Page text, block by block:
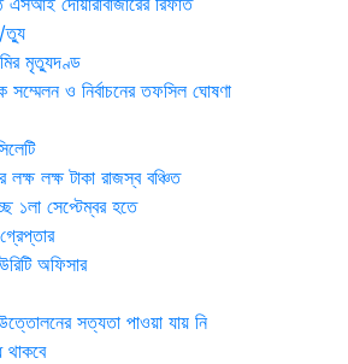
ত্যু
মৃত্যুদণ্ড
সম্মেলন ও নির্বাচনের তফসিল ঘোষণা
লক্ষ লক্ষ টাকা রাজস্ব বঞ্চিত
১লা সেপ্টেম্বর হতে
অফিসার
সত্যতা পাওয়া যায় নি